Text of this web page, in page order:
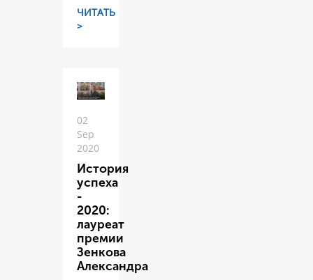
ЧИТАТЬ
>
02
Sep
2020
История
успеха
-
2020:
лауреат
премии
Зенкова
Александра